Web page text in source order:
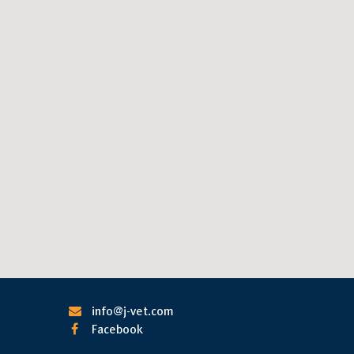
 info@j-vet.com
 Facebook